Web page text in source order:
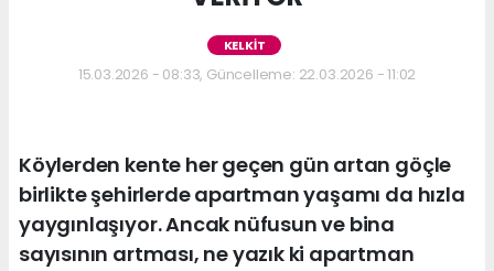
KELKİT
15.03.2026 - 08:33, Güncelleme: 22.03.2026 - 11:02
Köylerden kente her geçen gün artan göçle
birlikte şehirlerde apartman yaşamı da hızla
yaygınlaşıyor. Ancak nüfusun ve bina
sayısının artması, ne yazık ki apartman